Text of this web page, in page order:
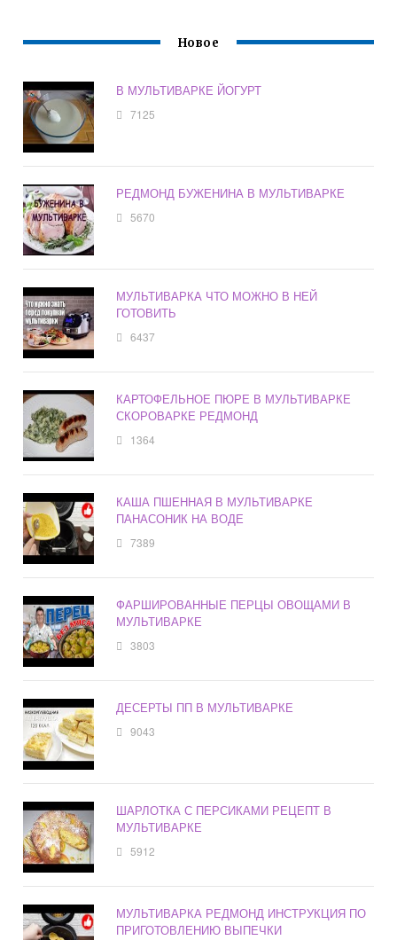
Новое
В МУЛЬТИВАРКЕ ЙОГУРТ
7125
РЕДМОНД БУЖЕНИНА В МУЛЬТИВАРКЕ
5670
МУЛЬТИВАРКА ЧТО МОЖНО В НЕЙ
ГОТОВИТЬ
6437
КАРТОФЕЛЬНОЕ ПЮРЕ В МУЛЬТИВАРКЕ
СКОРОВАРКЕ РЕДМОНД
1364
КАША ПШЕННАЯ В МУЛЬТИВАРКЕ
ПАНАСОНИК НА ВОДЕ
7389
ФАРШИРОВАННЫЕ ПЕРЦЫ ОВОЩАМИ В
МУЛЬТИВАРКЕ
3803
ДЕСЕРТЫ ПП В МУЛЬТИВАРКЕ
9043
ШАРЛОТКА С ПЕРСИКАМИ РЕЦЕПТ В
МУЛЬТИВАРКЕ
5912
МУЛЬТИВАРКА РЕДМОНД ИНСТРУКЦИЯ ПО
ПРИГОТОВЛЕНИЮ ВЫПЕЧКИ